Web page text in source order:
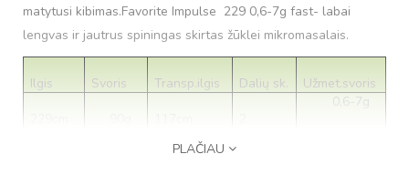
matytusi kibimas.Favorite Impulse 229 0,6-7g fast- labai
lengvas ir jautrus spiningas skirtas žūklei mikromasalais.
Ilgis Svoris Transp.ilgis Dalių sk. Užmet.svoris
0,6-7g
PLAČIAU